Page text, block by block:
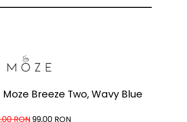
Breeze Two, Wavy Blue
RON99,00 RON